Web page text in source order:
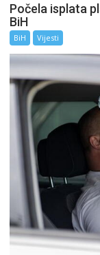
Počela isplata
BiH
BiH Vijesti